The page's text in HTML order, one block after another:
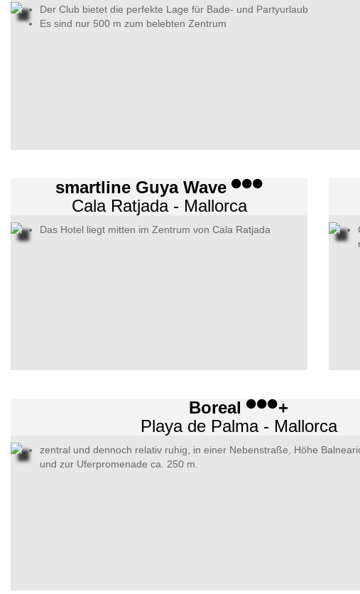
Der Club bietet die perfekte Lage für Bade- und Partyurlaub
Es sind nur 500 m zum belebten Zentrum
smartline Guya Wave
Cala Ratjada - Mallorca
Das Hotel liegt mitten im Zentrum von Cala Ratjada
Boreal
+
Playa de Palma - Mallorca
zentral und dennoch relativ ruhig, in einer Nebenstraße, Höhe
und zur Uferpromenade ca. 250 m.